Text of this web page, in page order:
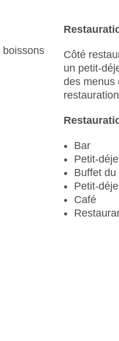
Nombre
Côté
un petit-
des menus
Bar
Petit-
Buffet
Petit-
Café